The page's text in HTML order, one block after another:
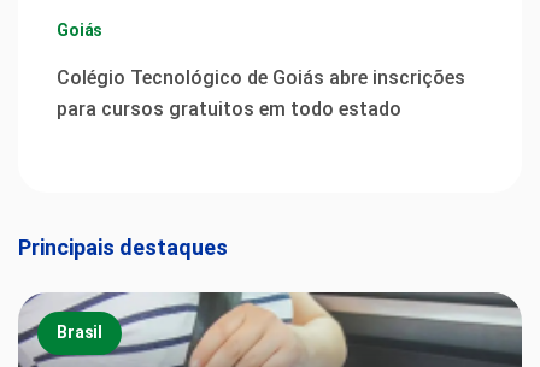
Goiás
Colégio Tecnológico de Goiás abre inscrições
para cursos gratuitos em todo estado
Principais destaques
Brasil